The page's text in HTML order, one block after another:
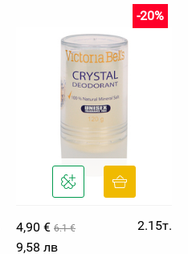
4,90 € 6.1 €
-20%
2.15т.
9,58 лв